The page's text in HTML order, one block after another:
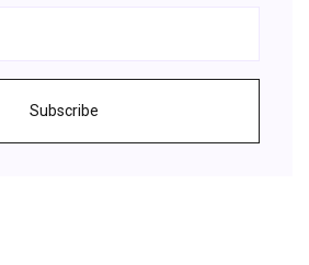
Subscribe